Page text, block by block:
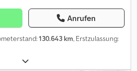
Anrufen
130.643 km, Erstzulassung: